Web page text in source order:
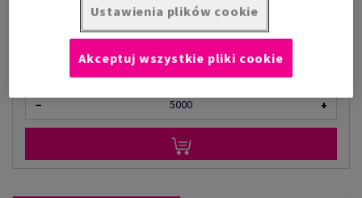
OGRANICZONA DOSTĘPNOŚĆ
Ilość produktu
− +
Ustawienia plików cookie
Akceptuj wszystkie pliki cookie